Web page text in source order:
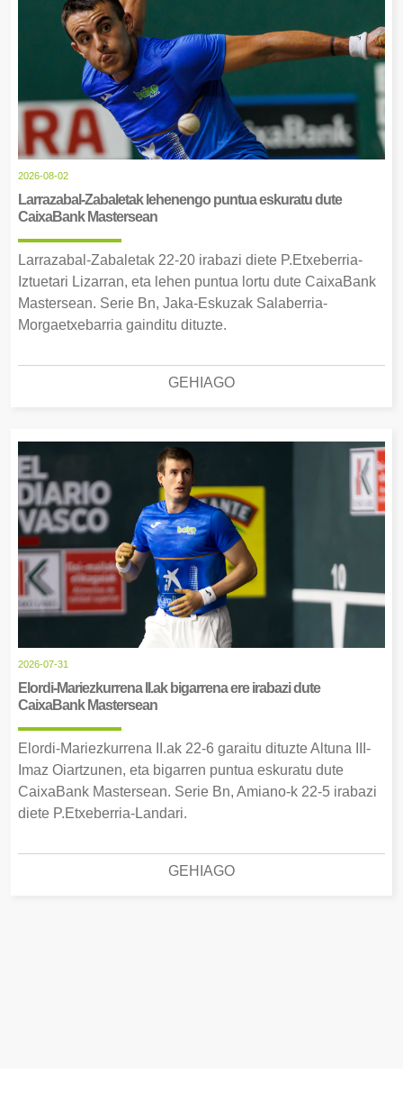
2026-08-02
Larrazabal-Zabaletak lehenengo puntua eskuratu dute
CaixaBank Mastersean
Larrazabal-Zabaletak 22-20 irabazi diete P.Etxeberria-
Iztuetari Lizarran, eta lehen puntua lortu dute CaixaBank
Mastersean. Serie Bn, Jaka-Eskuzak Salaberria-
Morgaetxebarria gainditu dituzte.
GEHIAGO
2026-07-31
Elordi-Mariezkurrena II.ak bigarrena ere irabazi dute
CaixaBank Mastersean
Elordi-Mariezkurrena II.ak 22-6 garaitu dituzte Altuna III-
Imaz Oiartzunen, eta bigarren puntua eskuratu dute
CaixaBank Mastersean. Serie Bn, Amiano-k 22-5 irabazi
diete P.Etxeberria-Landari.
GEHIAGO